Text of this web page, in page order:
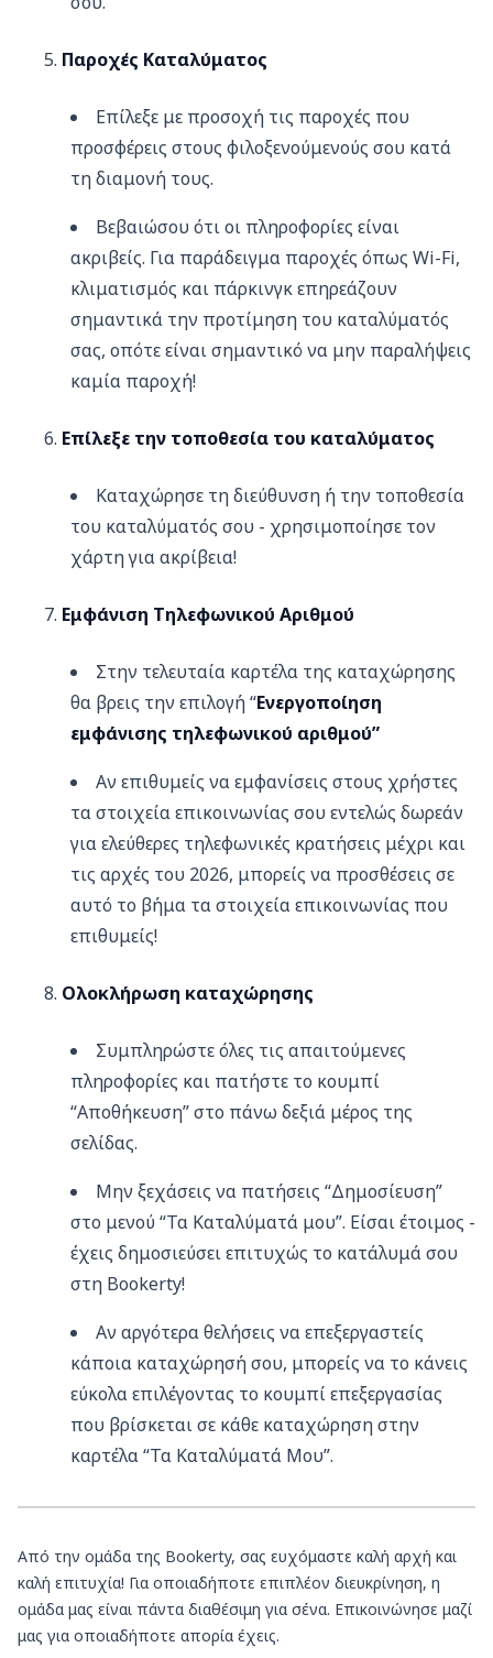
Παροχές Καταλύματος
Επίλεξε με προσοχή τις παροχές που
προσφέρεις στους φιλοξενούμενούς σου κατά
τη διαμονή τους.
Βεβαιώσου ότι οι πληροφορίες είναι
ακριβείς. Για παράδειγμα παροχές όπως Wi-Fi,
κλιματισμός και πάρκινγκ επηρεάζουν
σημαντικά την προτίμηση του καταλύματός
σας, οπότε είναι σημαντικό να μην παραλήψεις
καμία παροχή!
Επίλεξε την τοποθεσία του καταλύματος
Καταχώρησε τη διεύθυνση ή την τοποθεσία
του καταλύματός σου - χρησιμοποίησε τον
χάρτη για ακρίβεια!
Eμφάνιση Τηλεφωνικού Αριθμού
Στην τελευταία καρτέλα της καταχώρησης
θα βρεις την επιλογή “Ενεργοποίηση
εμφάνισης τηλεφωνικού αριθμού”
Αν επιθυμείς να εμφανίσεις στους χρήστες
τα στοιχεία επικοινωνίας σου εντελώς δωρεάν
για ελεύθερες τηλεφωνικές κρατήσεις μέχρι και
τις αρχές του 2026, μπορείς να προσθέσεις σε
αυτό το βήμα τα στοιχεία επικοινωνίας που
επιθυμείς!
Ολοκλήρωση καταχώρησης
Συμπληρώστε όλες τις απαιτούμενες
πληροφορίες και πατήστε το κουμπί
“Αποθήκευση” στο πάνω δεξιά μέρος της
σελίδας.
Μην ξεχάσεις να πατήσεις “Δημοσίευση”
στο μενού “Τα Καταλύματά μου”. Είσαι έτοιμος -
έχεις δημοσιεύσει επιτυχώς το κατάλυμά σου
στη Bookerty!
Αν αργότερα θελήσεις να επεξεργαστείς
κάποια καταχώρησή σου, μπορείς να το κάνεις
εύκολα επιλέγοντας το κουμπί επεξεργασίας
που βρίσκεται σε κάθε καταχώρηση στην
καρτέλα “Τα Kαταλύματά Μου”.
Από την ομάδα της Bookerty, σας ευχόμαστε καλή αρχή και
καλή επιτυχία! Για οποιαδήποτε επιπλέον διευκρίνηση, η
ομάδα μας είναι πάντα διαθέσιμη για σένα. Επικοινώνησε μαζί
μας για οποιαδήποτε απορία έχεις.